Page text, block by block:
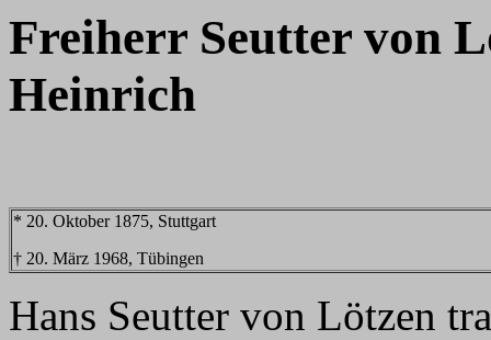
Freiherr Seutter von
Heinrich
* 20. Oktober 1875, Stuttgart
† 20. März 1968, Tübingen
Hans Seutter von Lötzen